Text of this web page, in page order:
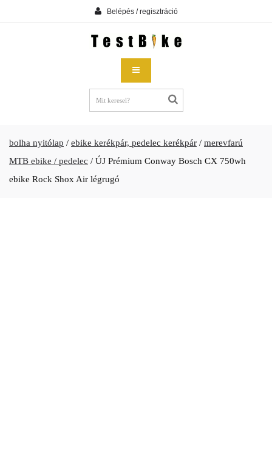
Belépés / regisztráció
bolha nyitólap / ebike kerékpár, pedelec kerékpár / merevfarú
MTB ebike / pedelec / ÚJ Prémium Conway Bosch CX 750wh
ebike Rock Shox Air légrugó